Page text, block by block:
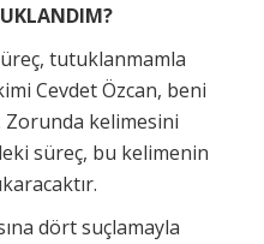
tutuklanmamla
Cevdet Özcan, beni
Zorunda kelimesini
süreç, bu kelimenin
dört suçlamayla